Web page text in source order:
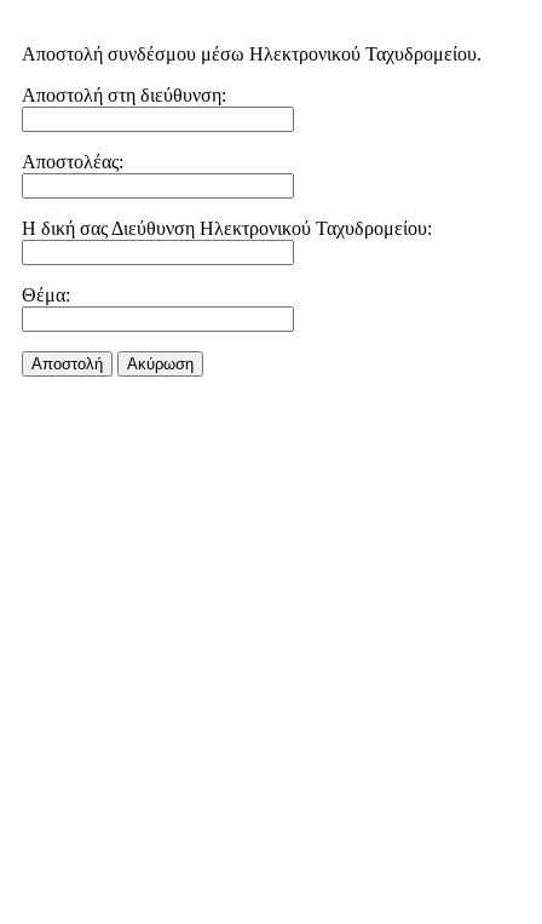
Αποστολή συνδέσμου μέσω Ηλεκτρονικού Ταχυδρομείου.
Αποστολή στη διεύθυνση:
Αποστολέας:
Η δική σας Διεύθυνση Ηλεκτρονικού Ταχυδρομείου:
Θέμα:
Αποστολή Aκύρωση